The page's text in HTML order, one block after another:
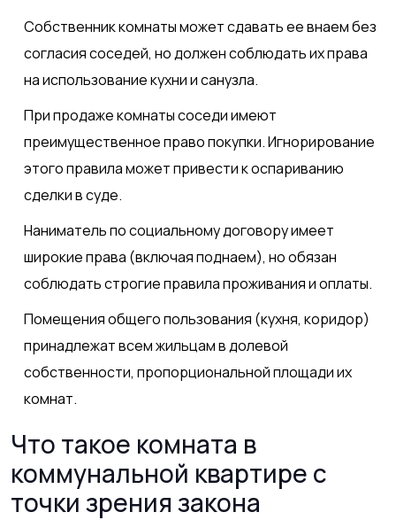
Собственник комнаты может сдавать ее внаем без
согласия соседей, но должен соблюдать их права
на использование кухни и санузла.
При продаже комнаты соседи имеют
преимущественное право покупки. Игнорирование
этого правила может привести к оспариванию
сделки в суде.
Наниматель по социальному договору имеет
широкие права (включая поднаем), но обязан
соблюдать строгие правила проживания и оплаты.
Помещения общего пользования (кухня, коридор)
принадлежат всем жильцам в долевой
собственности, пропорциональной площади их
комнат.
Что такое комната в
коммунальной квартире с
точки зрения закона